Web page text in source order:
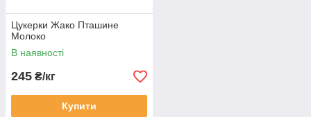
Цукерки Жако Пташине
Молоко
В наявності
245 ₴/кг
Купити